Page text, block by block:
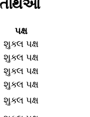
પક્ષ
શુક્લ પક્ષ
શુક્લ પક્ષ
શુક્લ પક્ષ
શુક્લ પક્ષ
શુક્લ પક્ષ